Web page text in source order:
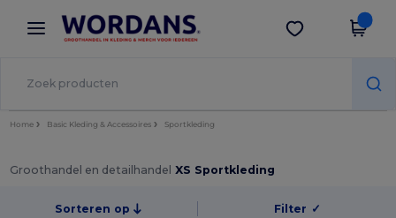
× Wordans-app
Betere prijzen in de app!
Download app
Home Basic Kleding & Accessoires Sportkleding
Groothandel en detailhandel XS Sportkleding
Sorteren op Filter ✓